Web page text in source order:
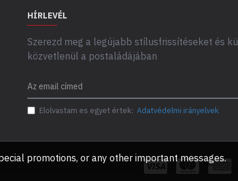
HÍRLEVÉL
Szerezd meg a legújabb stílusfrissítéseket és
közvetlenül a postaládájában
Elolvastam es egyet értek: Adatvédelmi irányelvek
promotions, or any other important messages.